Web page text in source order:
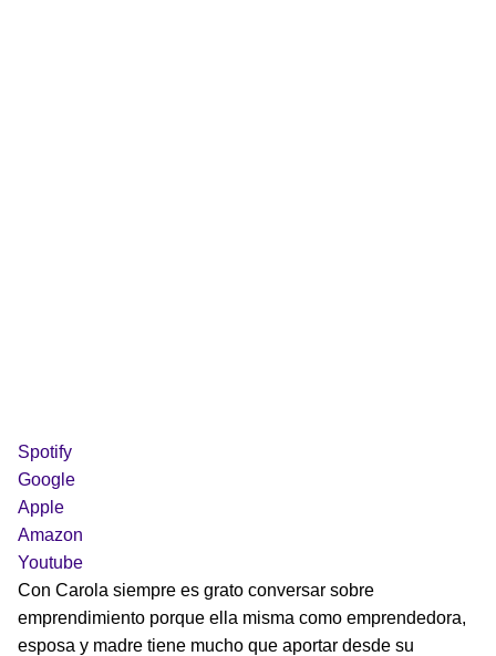
Spotify
Google
Apple
Amazon
Youtube
Con Carola siempre es grato conversar sobre
emprendimiento porque ella misma como emprendedora,
esposa y madre tiene mucho que aportar desde su